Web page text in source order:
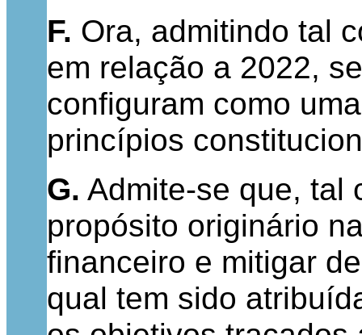
F. Ora, admitindo tal
em relação a 2022,
configuram como
princípios
G. Admite-se que, tal
propósito originário
financeiro e mitigar
qual tem sido